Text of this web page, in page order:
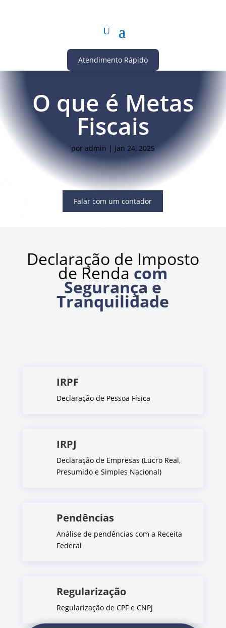
Atendimento Rápido
O que é Metas
Fiscais
por admin | jan 24, 2025
Falar com um contador
Declaração de Imposto
de Renda com
Segurança e
Tranquilidade
IRPF
Declaração de Pessoa Física
IRPJ
Declaração de Empresas (Lucro Real,
Presumido e Simples Nacional)
Pendências
Análise de pendências com a Receita
Federal
Regularização
Regularização de CPF e CNPJ